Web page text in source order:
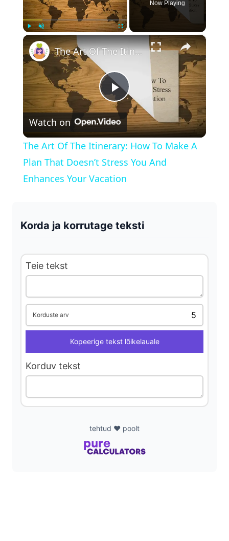
Now Playing
×
P
l
a
V
i
o
The Art Of The Itinerary: How To Make A Plan That Doesn’t Stress You And Enhances Your Vacation
Watch on
The Art Of The Itinerary: How To Make A
Plan That Doesn’t Stress You And
Enhances Your Vacation
Korda ja korrutage teksti
Teie tekst
Korduste arv
Kopeerige tekst lõikelauale
Korduv tekst
tehtud ❤️ poolt